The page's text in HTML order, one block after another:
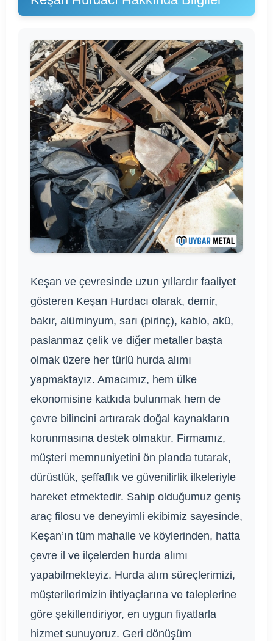
Keşan ve çevresinde uzun yıllardır faaliyet
gösteren Keşan Hurdacı olarak, demir,
bakır, alüminyum, sarı (pirinç), kablo, akü,
paslanmaz çelik ve diğer metaller başta
olmak üzere her türlü hurda alımı
yapmaktayız. Amacımız, hem ülke
ekonomisine katkıda bulunmak hem de
çevre bilincini artırarak doğal kaynakların
korunmasına destek olmaktır. Firmamız,
müşteri memnuniyetini ön planda tutarak,
dürüstlük, şeffaflık ve güvenilirlik ilkeleriyle
hareket etmektedir. Sahip olduğumuz geniş
araç filosu ve deneyimli ekibimiz sayesinde,
Keşan’ın tüm mahalle ve köylerinden, hatta
çevre il ve ilçelerden hurda alımı
yapabilmekteyiz. Hurda alım süreçlerimizi,
müşterilerimizin ihtiyaçlarına ve taleplerine
göre şekillendiriyor, en uygun fiyatlarla
hizmet sunuyoruz. Geri dönüşüm